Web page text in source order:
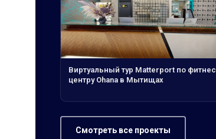
Виртуальный тур Matterport по фитнес
центру Ohana в Мытищах
Смотреть все проекты